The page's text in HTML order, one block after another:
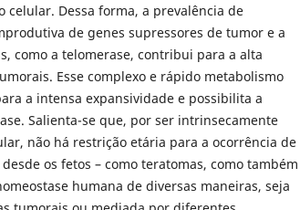
celular. Dessa forma, a prevalência de
de genes supressores de tumor e a
como a telomerase, contribui para a alta
Esse complexo e rápido metabolismo
a intensa expansividade e possibilita a
Salienta-se que, por ser intrinsecamente
não há restrição etária para a ocorrência de
os fetos – como teratomas, como também
humana de diversas maneiras, seja